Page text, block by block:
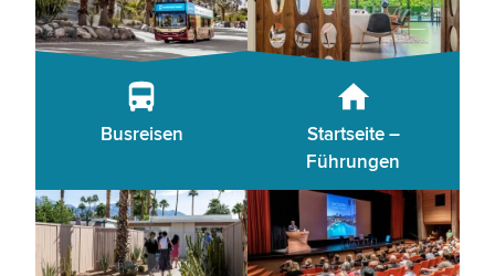
Busreisen
Startseite –
Führungen